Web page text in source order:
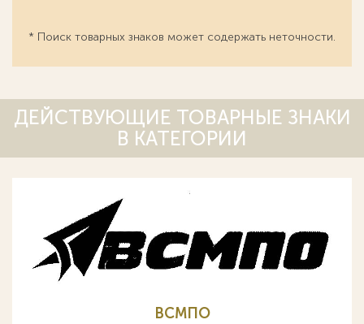
* Поиск товарных знаков может содержать неточности.
ДЕЙСТВУЮЩИЕ ТОВАРНЫЕ ЗНАКИ
В КАТЕГОРИИ
ВСМПО